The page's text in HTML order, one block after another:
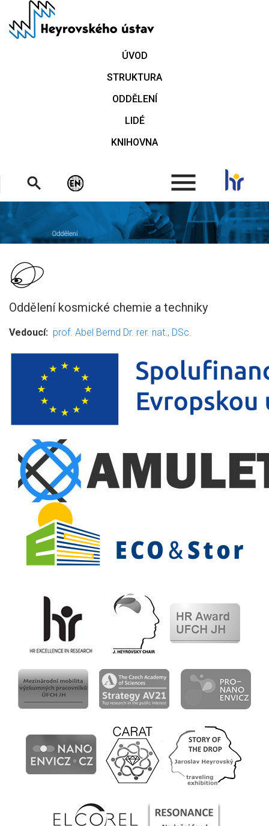
hlavnímu
ÚVOD
STRUKTURA
ODDĚLENÍ
LIDÉ
KNIHOVNA
.
Oddělení kosmické chemie a techniky
Vedoucí prof. Abel Bernd Dr. rer. nat., DSc.